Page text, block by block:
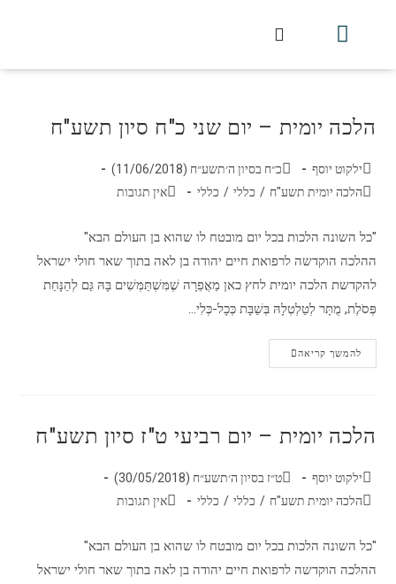
הלכה יומית – יום שני כ"ח סיון תשע"ח
ילקוט יוסף
כ״ח בסיון ה׳תשע״ח (11/06/2018)
הלכה יומית תשע"ח / כללי / כללי אין תגובות
"כל השונה הלכות בכל יום מובטח לו שהוא בן העולם הבא"
ההלכה הוקדשה לרפואת חיים יהודה בן לאה בתוך שאר חולי ישראל
להקדשת הלכה יומית לחץ כאן מַאֲפֵרָה שֶׁמִּשְׁתַּמְּשִׁים בָּהּ גַּם לְהַנָּחַת
פְּסֹלֶת, מֻתָּר לְטַלְטְלָהּ בְּשַׁבָּת כְּכָל-כְּלִי…
להמשך קריאה
הלכה יומית – יום רביעי ט"ז סיון תשע"ח
ילקוט יוסף
ט״ז בסיון ה׳תשע״ח (30/05/2018)
הלכה יומית תשע"ח / כללי / כללי אין תגובות
"כל השונה הלכות בכל יום מובטח לו שהוא בן העולם הבא"
ההלכה הוקדשה לרפואת חיים יהודה בן לאה בתוך שאר חולי ישראל